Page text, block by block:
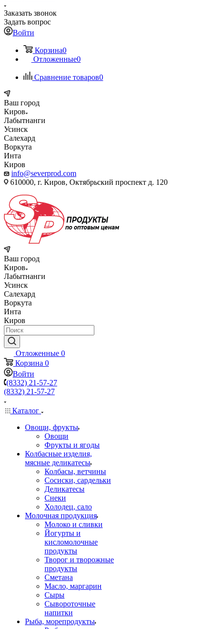
Заказать звонок
Задать вопрос
Войти
Корзина0
Отложенные0
Сравнение товаров0
Ваш город
Киров
Лабытнанги
Усинск
Салехард
Воркута
Инта
Киров
info@severprod.com
610000, г. Киров, Октябрьский проспект д. 120
Ваш город
Киров
Лабытнанги
Усинск
Салехард
Воркута
Инта
Киров
Отложенные 0
Корзина 0
Войти
(8332) 21-57-27
(8332) 21-57-27
Каталог
Овощи, фрукты
Овощи
Фрукты и ягоды
Колбасные изделия,
мясные деликатесы
Колбасы, ветчины
Сосиски, сардельки
Деликатесы
Снеки
Холодец, сало
Молочная продукция
Молоко и сливки
Йогурты и
кисломолочные
продукты
Творог и творожные
продукты
Сметана
Масло, маргарин
Сыры
Сывороточные
напитки
Рыба, морепродукты